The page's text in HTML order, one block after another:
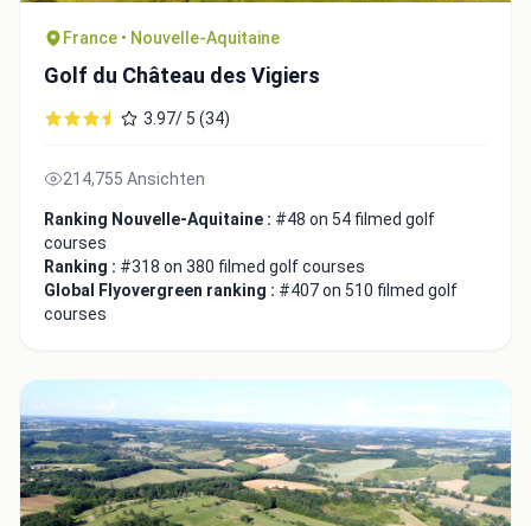
France • Nouvelle-Aquitaine
Golf du Château des Vigiers
3.97/ 5 (34)
214,755 Ansichten
Ranking Nouvelle-Aquitaine : #48 on 54 filmed golf
courses
Ranking : #318 on 380 filmed golf courses
Global Flyovergreen ranking : #407 on 510 filmed golf
courses